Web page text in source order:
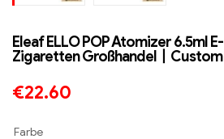
Eleaf ELLO POP Atomizer 6.5ml E-
Zigaretten Großhandel丨Custom
€22.60
Farbe